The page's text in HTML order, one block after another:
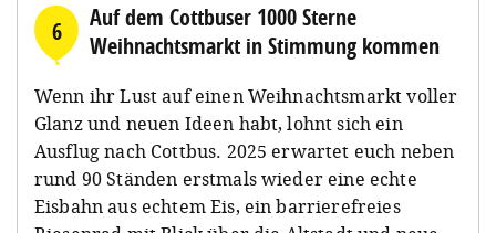
6
Auf dem Cottbuser 1000 Sterne
Weihnachtsmarkt in Stimmung kommen
Wenn ihr Lust auf einen Weihnachtsmarkt voller
Glanz und neuen Ideen habt, lohnt sich ein
Ausflug nach Cottbus. 2025 erwartet euch neben
rund 90 Ständen erstmals wieder eine echte
Eisbahn aus echtem Eis, ein barrierefreies